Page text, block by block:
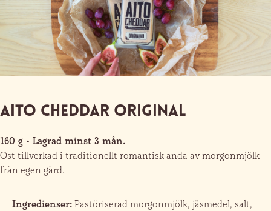
Aito Cheddar Original
160 g • Lagrad minst 3 mån.
Ost tillverkad i traditionellt romantisk anda av morgonmjölk
från egen gård.
Ingredienser: Pastöriserad morgonmjölk, jäsmedel, salt,